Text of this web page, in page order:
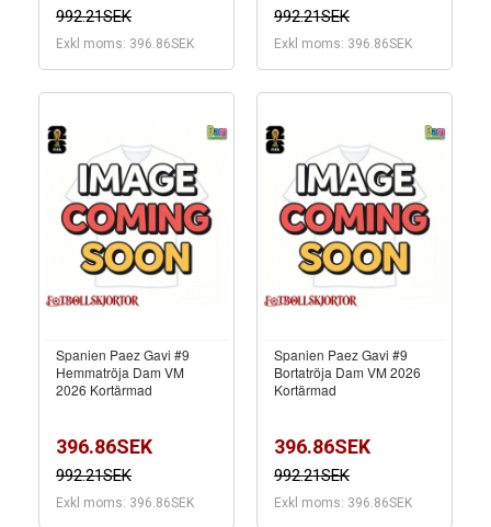
992.21SEK
Exkl moms: 396.86SEK
992.21SEK
Exkl moms: 396.86SEK
Spanien Paez Gavi #9
Hemmatröja Dam VM
2026 Kortärmad
396.86SEK
992.21SEK
Exkl moms: 396.86SEK
Spanien Paez Gavi #9
Bortatröja Dam VM 2026
Kortärmad
396.86SEK
992.21SEK
Exkl moms: 396.86SEK